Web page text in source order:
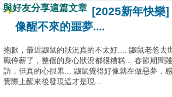
與好友分享這篇文章
[2025新年快樂
像醒不來的噩夢....
抱歉，最近鼴鼠的狀況真的不太好.... 鼴鼠老爸去
職停薪了，整個的身心狀況都很糟糕... 春節期間
訪，但真的心很累... 鼴鼠覺得好像就在做惡夢，
實際上醒來後發現這才是現...